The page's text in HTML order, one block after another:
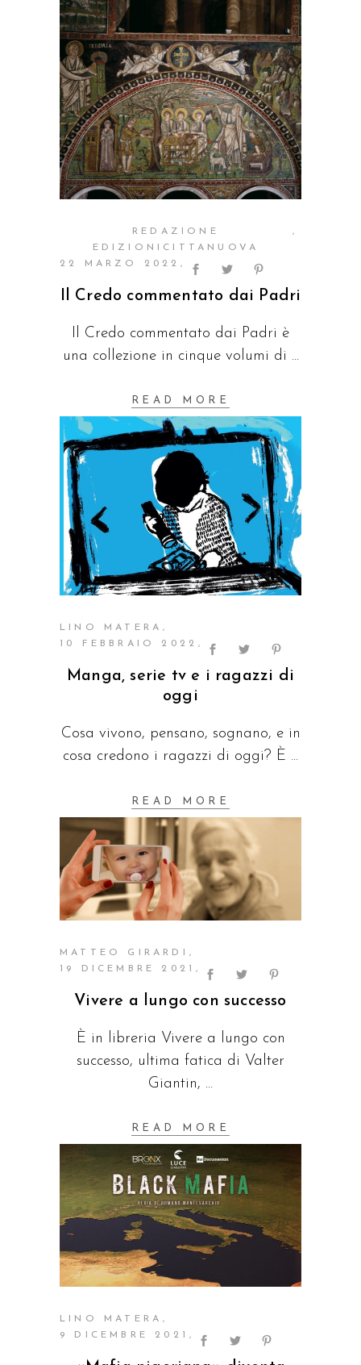
REDAZIONE
EDIZIONICITTANUOVA
22 MARZO 2022
Il Credo commentato dai Padri
Il Credo commentato dai Padri è
una collezione in cinque volumi di
READ MORE
LINO MATERA
10 FEBBRAIO 2022
Manga, serie tv e i ragazzi di
oggi
Cosa vivono, pensano, sognano, e in
cosa credono i ragazzi di oggi? È
READ MORE
MATTEO GIRARDI
19 DICEMBRE 2021
Vivere a lungo con successo
È in libreria Vivere a lungo con
successo, ultima fatica di Valter
Giantin,
READ MORE
LINO MATERA
9 DICEMBRE 2021